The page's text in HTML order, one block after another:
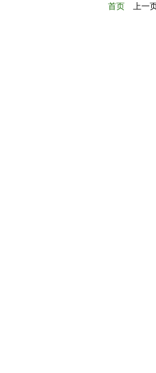
首页 上一